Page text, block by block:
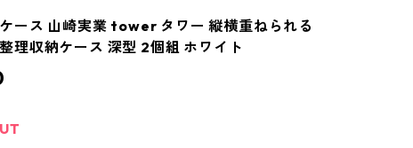
ース 山崎実業 tower タワー 縦横重ねられる
理収納ケース 深型 2個組 ホワイト